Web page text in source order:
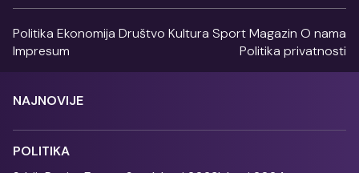
Politika Ekonomija Društvo Kultura SportMagazin O nama
Impresum
Politika privatnosti
NAJNOVIJE
POLITIKA